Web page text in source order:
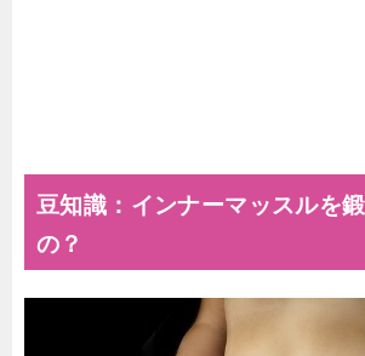
豆知識：インナーマッスルを
の？